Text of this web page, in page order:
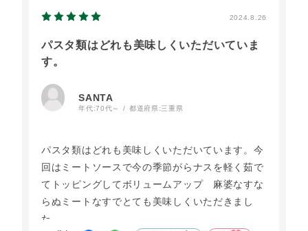
2024.8.26
パスタ類はどれも美味しくいただいていま
す。
SANTA
年代:70代～ 都道府県:三重県
パスタ類はどれも美味しくいただいています。今
回はミートソースで今の季節がらナスを軽く茹で
てトッピングしてボリュームアップ 麻婆なすな
らぬミートなすでとても美味しくいただきまし
た。